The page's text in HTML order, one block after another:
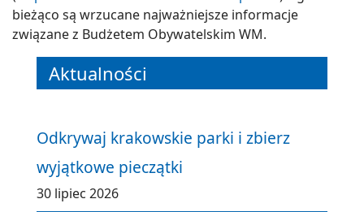
bieżąco są wrzucane najważniejsze informacje
związane z Budżetem Obywatelskim WM.
Aktualności
Odkrywaj krakowskie parki i zbierz
wyjątkowe pieczątki
30 lipiec 2026